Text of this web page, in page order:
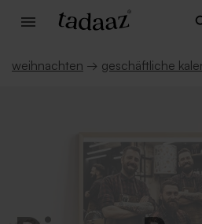
weihnachten → geschäftliche